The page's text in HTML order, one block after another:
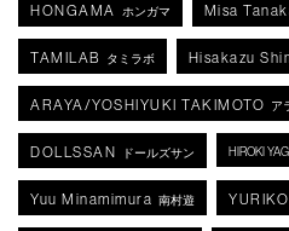
HONGAMA ホンガマ Misa
TAMILAB タミラボ Hisakazu
ARAYA/YOSHIYUKI TAKIMOTO ア
DOLLSSAN ドールズサン HIROKI
Yuu Minamimura 南村遊